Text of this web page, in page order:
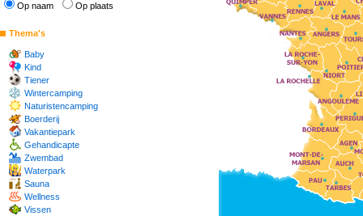
Op naam Op plaats
Thema's
Baby
Kind
Tiener
Wintercamping
Naturistencamping
Boerderij
Vakantiepark
Gehandicapte
Zwembad
Waterpark
Sauna
Wellness
Vissen